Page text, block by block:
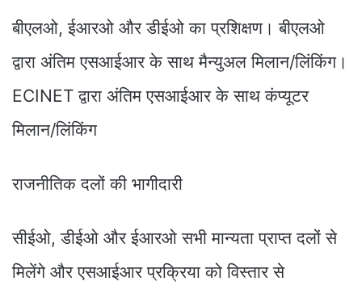
बीएलओ, ईआरओ और डीईओ का प्रशिक्षण। बीएलओ
द्वारा अंतिम एसआईआर के साथ मैन्युअल मिलान/लिंकिंग।
ECINET द्वारा अंतिम एसआईआर के साथ कंप्यूटर
मिलान/लिंकिंग
राजनीतिक दलों की भागीदारी
सीईओ, डीईओ और ईआरओ सभी मान्यता प्राप्त दलों से
मिलेंगे और एसआईआर प्रक्रिया को विस्तार से